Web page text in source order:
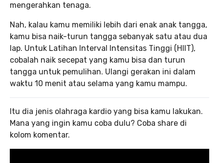
mengerahkan tenaga.
Nah, kalau kamu memiliki lebih dari enak anak tangga,
kamu bisa naik-turun tangga sebanyak satu atau dua
lap. Untuk Latihan Interval Intensitas Tinggi (HIIT),
cobalah naik secepat yang kamu bisa dan turun
tangga untuk pemulihan. Ulangi gerakan ini dalam
waktu 10 menit atau selama yang kamu mampu.
Itu dia jenis olahraga kardio yang bisa kamu lakukan.
Mana yang ingin kamu coba dulu? Coba share di
kolom komentar.